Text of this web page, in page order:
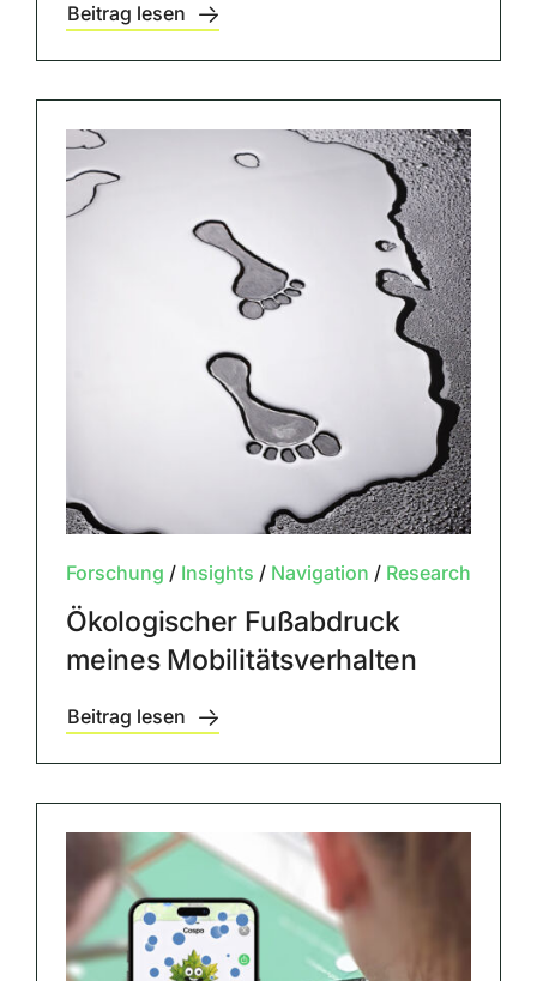
Beitrag lesen
Forschung / Insights / Navigation / Research
Ökologischer Fußabdruck
meines Mobilitätsverhalten
Beitrag lesen